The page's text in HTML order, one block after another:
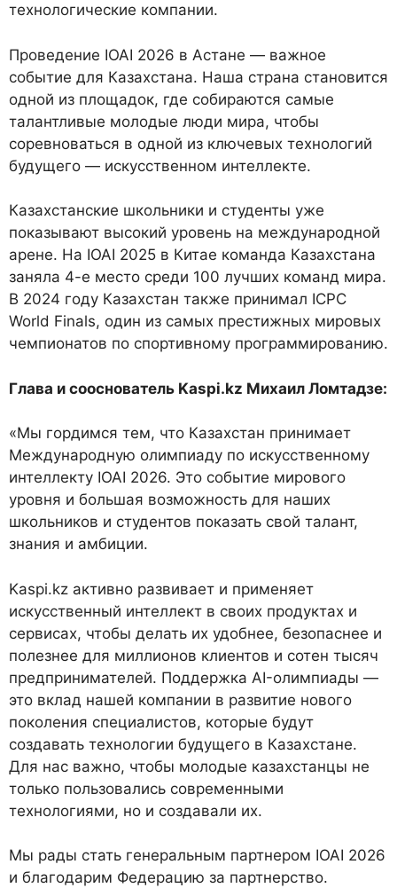
технологические компании.
Проведение IOAI 2026 в Астане — важное
событие для Казахстана. Наша страна становится
одной из площадок, где собираются самые
талантливые молодые люди мира, чтобы
соревноваться в одной из ключевых технологий
будущего — искусственном интеллекте.
Казахстанские школьники и студенты уже
показывают высокий уровень на международной
арене. На IOAI 2025 в Китае команда Казахстана
заняла 4-е место среди 100 лучших команд мира.
В 2024 году Казахстан также принимал ICPC
World Finals, один из самых престижных мировых
чемпионатов по спортивному программированию.
Глава и сооснователь Kaspi.kz Михаил Ломтадзе:
«Мы гордимся тем, что Казахстан принимает
Международную олимпиаду по искусственному
интеллекту IOAI 2026. Это событие мирового
уровня и большая возможность для наших
школьников и студентов показать свой талант,
знания и амбиции.
Kaspi.kz активно развивает и применяет
искусственный интеллект в своих продуктах и
сервисах, чтобы делать их удобнее, безопаснее и
полезнее для миллионов клиентов и сотен тысяч
предпринимателей. Поддержка AI-олимпиады —
это вклад нашей компании в развитие нового
поколения специалистов, которые будут
создавать технологии будущего в Казахстане.
Для нас важно, чтобы молодые казахстанцы не
только пользовались современными
технологиями, но и создавали их.
Мы рады стать генеральным партнером IOAI 2026
и благодарим Федерацию за партнерство.